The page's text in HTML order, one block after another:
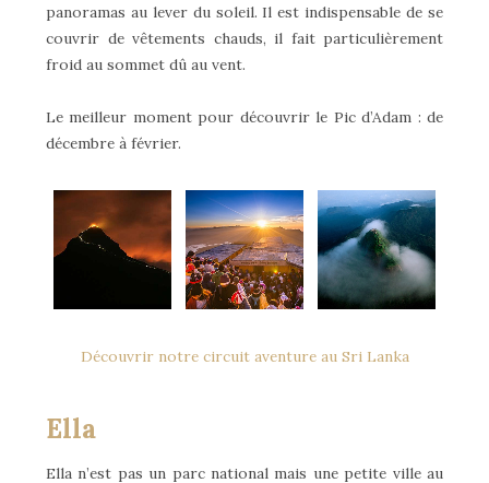
panoramas au lever du soleil. Il est indispensable de se
couvrir de vêtements chauds, il fait particulièrement
froid au sommet dû au vent.
Le meilleur moment pour découvrir le Pic d’Adam : de
décembre à février.
Découvrir notre circuit aventure au Sri Lanka
Ella
Ella n’est pas un parc national mais une petite ville au